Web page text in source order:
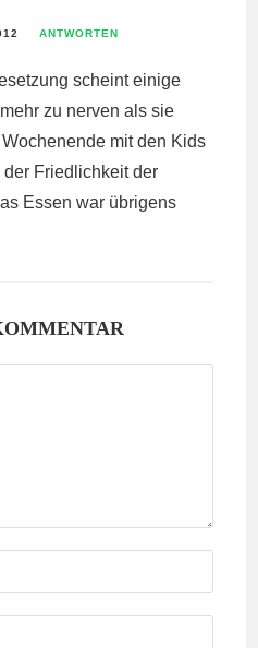
ANTWORTEN
scheint einige
zu nerven als sie
mit den Kids
Friedlichkeit der
Essen war übrigens